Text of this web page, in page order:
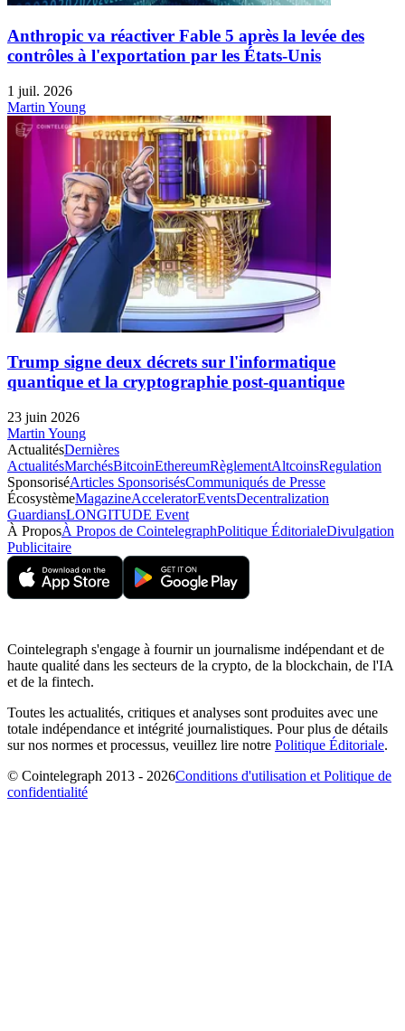
Anthropic va réactiver Fable 5 après la levée des
contrôles à l'exportation par les États-Unis
1 juil. 2026
Martin Young
Trump signe deux décrets sur l'informatique
quantique et la cryptographie post-quantique
23 juin 2026
Martin Young
ActualitésDernières
ActualitésMarchésBitcoinEthereumRèglementAltcoinsRegulation
SponsoriséArticles SponsorisésCommuniqués de Presse
ÉcosystèmeMagazineAcceleratorEventsDecentralization
GuardiansLONGITUDE Event
À ProposÀ Propos de CointelegraphPolitique ÉditorialeDivulgation
Publicitaire
Cointelegraph s'engage à fournir un journalisme indépendant et de
haute qualité dans les secteurs de la crypto, de la blockchain, de l'IA
et de la fintech.
Toutes les actualités, critiques et analyses sont produites avec une
totale indépendance et intégrité journalistiques. Pour plus de détails
sur nos normes et processus, veuillez lire notre Politique Éditoriale.
© Cointelegraph 2013 - 2026Conditions d'utilisation et Politique de
confidentialité